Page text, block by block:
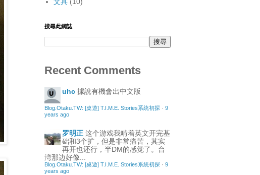
文具 (10)
搜尋此網誌
Recent Comments
uhc 據說有機會出中文版
Blog.Otaku.TW: [桌遊] T.I.M.E. Stories系統初探 · 9
years ago
罗明正 这个游戏我啃着英文开完基
础和3个扩，但是非常痛苦，其实
再开也还行，半DM的感觉了。台
湾那边好像...
Blog.Otaku.TW: [桌遊] T.I.M.E. Stories系統初探 · 9
years ago